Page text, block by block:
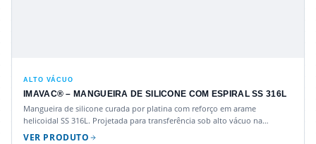
ALTO VÁCUO
IMAVAC® – MANGUEIRA DE SILICONE COM ESPIRAL SS 316L
Mangueira de silicone curada por platina com reforço em arame
helicoidal SS 316L. Projetada para transferência sob alto vácuo na
indústria farmacêutica, com propriedades antiestáticas.
VER PRODUTO